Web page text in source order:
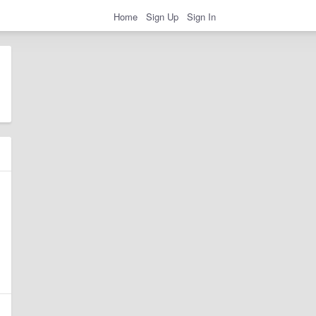
Home Sign Up Sign In